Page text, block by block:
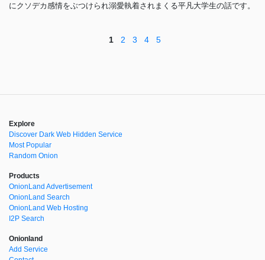
にクソデカ感情をぶつけられ溺愛執着されまくる平凡大学生の話です。
1 2 3 4 5
Explore
Discover Dark Web Hidden Service
Most Popular
Random Onion
Products
OnionLand Advertisement
OnionLand Search
OnionLand Web Hosting
I2P Search
Onionland
Add Service